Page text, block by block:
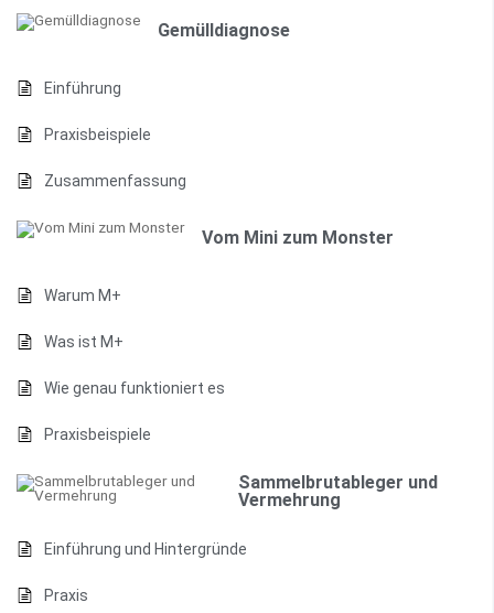
Gemülldiagnose
Einführung
Praxisbeispiele
Zusammenfassung
Vom Mini zum Monster
Warum M+
Was ist M+
Wie genau funktioniert es
Praxisbeispiele
Sammelbrutableger und
Vermehrung
Einführung und Hintergründe
Praxis